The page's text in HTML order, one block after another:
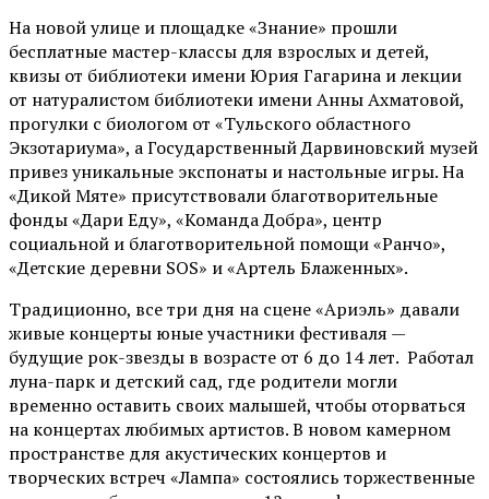
На новой улице и площадке «Знание» прошли
бесплатные мастер-классы для взрослых и детей,
квизы от библиотеки имени Юрия Гагарина и лекции
от натуралистом библиотеки имени Анны Ахматовой,
прогулки с биологом от «Тульского областного
Экзотариума», а Государственный Дарвиновский музей
привез уникальные экспонаты и настольные игры. На
«Дикой Мяте» присутствовали благотворительные
фонды «Дари Еду», «Команда Добра», центр
социальной и благотворительной помощи «Ранчо»,
«Детские деревни SOS» и «Артель Блаженных».
Традиционно, все три дня на сцене«Ариэль» давали
живые концерты юные участники фестиваля —
будущие рок-звезды в возрасте от 6 до 14 лет. Работал
луна-парк и детский сад, где родители могли
временно оставить своих малышей, чтобы оторваться
на концертах любимых артистов. В новом камерном
пространстве для акустических концертов и
творческих встреч «Лампа» состоялись торжественные